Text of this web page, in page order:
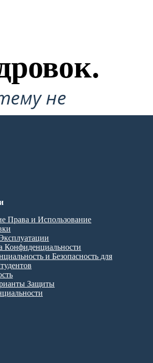
не
Права и Использование
Конфиденциальности
и Безопасность для
Защиты